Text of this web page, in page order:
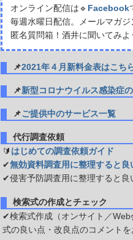
オンライン配信は🔹 Facebook
毎週水曜日配信。メールマガ
匿名質問箱！酒井に聞いてみ
📌2021年４月新料金表はこち
📌新型コロナウイルス感染症
📌ご提供中のサービス一覧
代行調査依頼
🔰 はじめての調査依頼ガイド
✔無効資料調査用に整理すると良
✔侵害予防調査用に整理すると良
検索式の作成とチェック
✔検索式作成（オンサイト／Web
式の良い点・改良点のコメントを